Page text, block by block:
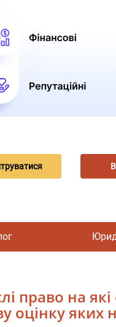
право на які
оцінку яких